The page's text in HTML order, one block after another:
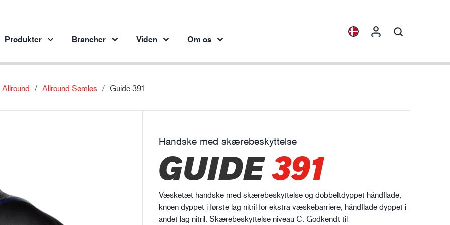
Produkter
Logistik
HXFIBR™
SPARX™
XLNT™
Brancher
Maskinindustrien
Viden Om os
Allround Allround Sømløs Guide 391
Handske med skærebeskyttelse
GUIDE391
Væsketæt handske med skærebeskyttelse og dobbeltdyppet håndflade,
knoen dyppet i første lag nitril for ekstra væskebarriere, håndflade dyppet i
andet lag nitril. Skærebeskyttelse niveau C. Godkendt til